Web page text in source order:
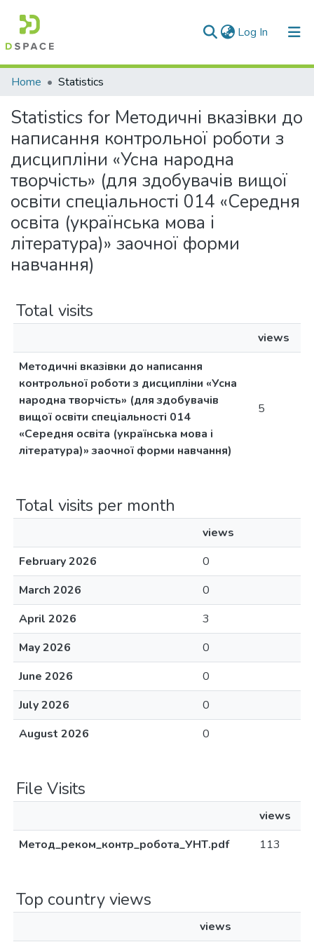
Log In (current)
Communities & Collections
All of DSpace
Home Statistics
Statistics for Методичні вказівки до
написання контрольної роботи з
дисципліни «Усна народна
творчість» (для здобувачів вищої
освіти спеціальності 014 «Середня
освіта (українська мова і
література)» заочної форми
навчання)
Total visits
views
Методичні вказівки до написання
контрольної роботи з дисципліни «Усна
народна творчість» (для здобувачів
вищої освіти спеціальності 014
«Середня освіта (українська мова і
література)» заочної форми навчання)
5
Total visits per month
views
February 2026
0
March 2026
0
April 2026
3
May 2026
0
June 2026
0
July 2026
0
August 2026
0
File Visits
views
Метод_реком_контр_робота_УНТ.pdf
113
Top country views
views